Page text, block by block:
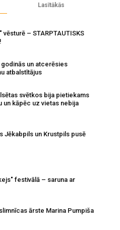
Lasītākās
vēsturē – STARPTAUTISKS
un atcerēsies
atbalstītājus
svētkos bija pietiekams
kāpēc uz vietas nebija
Jēkabpils un Krustpils pusē
festivālā – saruna ar
ārste Marina Pumpiša